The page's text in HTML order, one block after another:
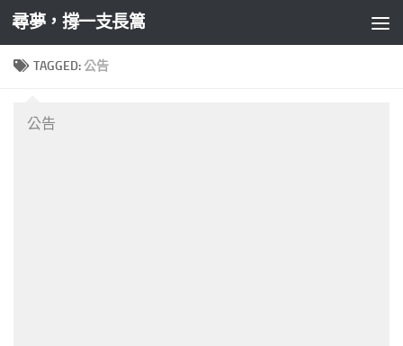
Skip to content
尋夢，撐一支長篙
TAGGED:公告
公告